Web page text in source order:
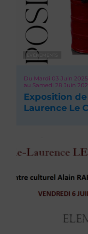
EVÉNEMENTS
Du Mardi 03 Juin 2025
au Samedi 28 Juin
Exposition
Laurence Le